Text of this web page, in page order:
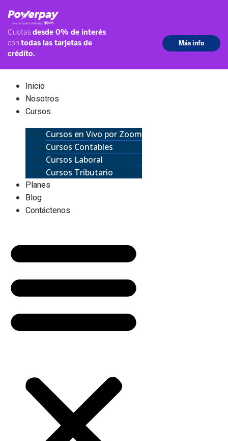
Inicio
Nosotros
Cursos
Cursos en Vivo por Zoom
Cursos Contables
Cursos Laboral
Cursos Tributario
Planes
Blog
Contáctenos